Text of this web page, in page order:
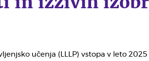
učenja (LLLP) vstopa v leto